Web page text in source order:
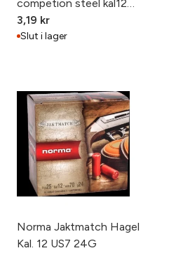
competion steel kal12
US8 g24
3,19 kr
Slut i lager
Norma Jaktmatch Hagel
Kal. 12 US7 24G